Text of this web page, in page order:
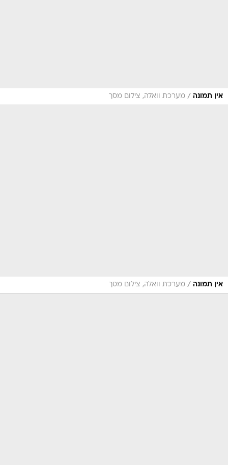
אין תמונה / מערכת וואלה, צילום מסך
אין תמונה / מערכת וואלה, צילום מסך